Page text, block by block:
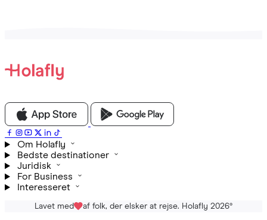
Om Holafly
Bedste destinationer
Juridisk
For Business
Interesseret
Lavet med af folk, der elsker at rejse. Holafly 2026®